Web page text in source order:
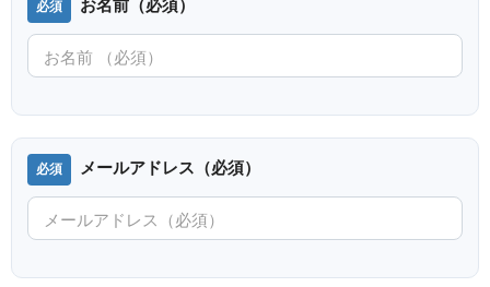
お名前（必須）
メールアドレス（必須）